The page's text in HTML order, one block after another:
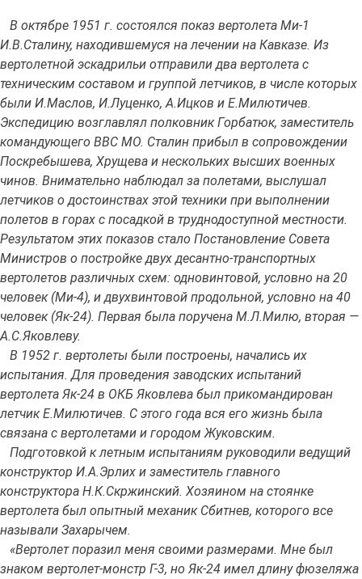
В октябре 1951 г. состоялся показ вертолета Ми-1
И.В.Сталину, находившемуся на лечении на Кавказе. Из
вертолетной эскадрильи отправили два вертолета с
техническим составом и группой летчиков, в числе которых
были И.Маслов, И.Луценко, А.Ицков и Е.Милютичев.
Экспедицию возглавлял полковник Горбатюк, заместитель
командующего ВВС МО. Сталин прибыл в сопровождении
Поскребышева, Хрущева и нескольких высших военных
чинов. Внимательно наблюдал за полетами, выслушал
летчиков о достоинствах этой техники при выполнении
полетов в горах с посадкой в труднодоступной местности.
Результатом этих показов стало Постановление Совета
Министров о постройке двух десантно-транспортных
вертолетов различных схем: одновинтовой, условно на 20
человек (Ми-4), и двухвинтовой продольной, условно на 40
человек (Як-24). Первая была поручена М.Л.Милю, вторая —
А.С.Яковлеву.
В 1952 г. вертолеты были построены, начались их
испытания. Для проведения заводских испытаний
вертолета Як-24 в ОКБ Яковлева был прикомандирован
летчик Е.Милютичев. С этого года вся его жизнь была
связана с вертолетами и городом Жуковским.
Подготовкой к летным испытаниям руководили ведущий
конструктор И.А.Эрлих и заместитель главного
конструктора Н.К.Скржинский. Хозяином на стоянке
вертолета был опытный механик Сбитнев, которого все
называли Захарычем.
«Вертолет поразил меня своими размерами. Мне был
знаком вертолет-монстр Г-3, но Як-24 имел длину фюзеляжа